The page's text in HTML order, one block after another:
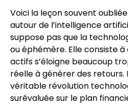
Voici la leçon souvent
autour de l’intelligence
suppose pas que la
ou éphémère. Elle consiste
actifs s’éloigne beaucoup
réelle à générer des retours.
véritable révolution
surévaluée sur le plan